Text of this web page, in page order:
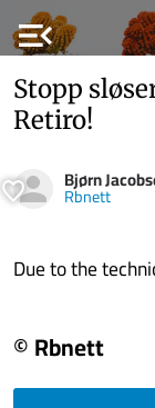
menu_open
Stopp
Retiro!
Bjørn
Rbnett
Due to the
© Rbnett